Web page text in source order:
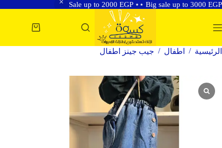
Sale up to 2000 EGP ⋆⋆ Big sale up to 3000 EGP
إلى
المحتوى
عربة
الرئيسية / اطفال / جيب جينز اطفال